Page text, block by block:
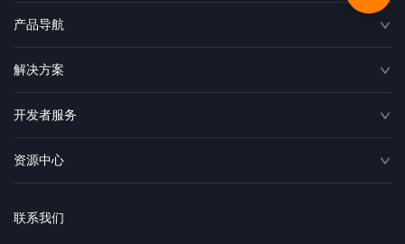
产品导航
解决方案
开发者服务
资源中心
联系我们